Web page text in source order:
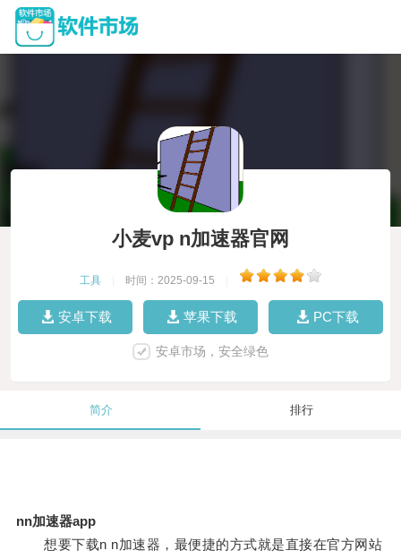
小麦vp n加速器官网
工具 时间：2025-09-15
安卓下载 苹果下载 PC下载
安卓市场，安全绿色
简介 排行
nn加速器app
想要下载n n加速器，最便捷的方式就是直接在官方网站